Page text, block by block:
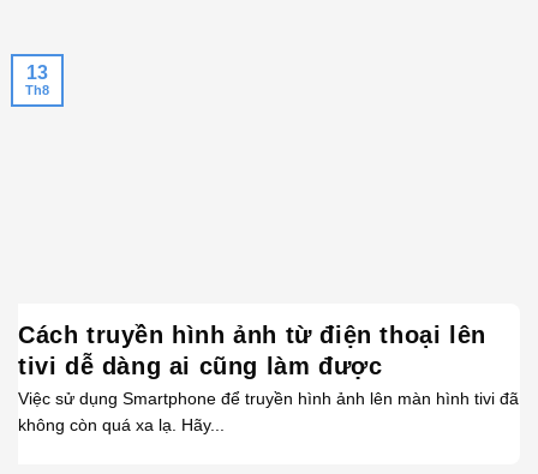
Cách truyền hình ảnh từ điện thoại lên
tivi dễ dàng ai cũng làm được
Việc sử dụng Smartphone để truyền hình ảnh lên màn hình tivi đã
không còn quá xa lạ. Hãy...
13
Th8